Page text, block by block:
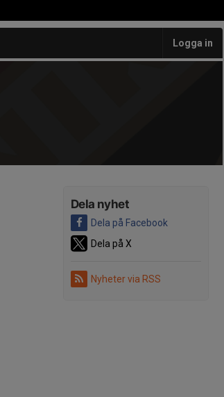
Logga in
Dela nyhet
Dela på Facebook
Dela på X
Nyheter via RSS